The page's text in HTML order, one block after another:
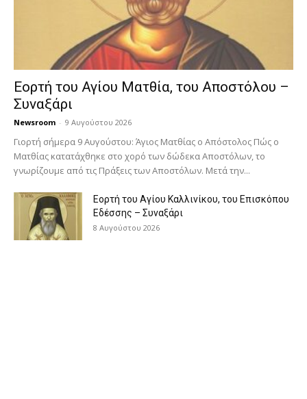
Εορτή του Αγίου Ματθία, του Αποστόλου –
Συναξάρι
Newsroom - 9 Αυγούστου 2026
Γιορτή σήμερα 9 Αυγούστου: Άγιος Ματθίας ο Απόστολος Πώς ο
Ματθίας κατατάχθηκε στο χορό των δώδεκα Αποστόλων, το
γνωρίζουμε από τις Πράξεις των Αποστόλων. Μετά την...
Εορτή του Αγίου Καλλινίκου, του Επισκόπου
Εδέσσης – Συναξάρι
8 Αυγούστου 2026